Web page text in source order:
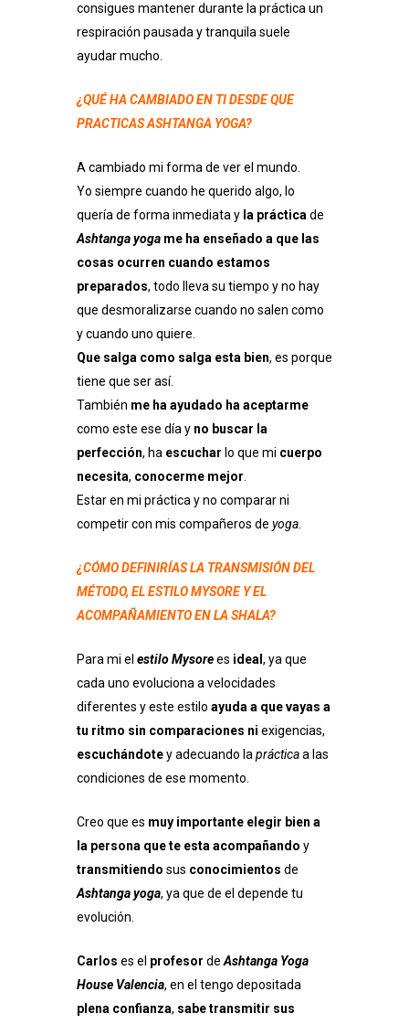
consigues mantener durante la práctica un
respiración pausada y tranquila suele
ayudar mucho.
¿QUÉ HA CAMBIADO EN TI DESDE QUE
PRACTICAS ASHTANGA YOGA?
A cambiado mi forma de ver el mundo.
Yo siempre cuando he querido algo, lo
quería de forma inmediata y la práctica de
Ashtanga yoga me ha enseñado a que las
cosas ocurren cuando estamos
preparados, todo lleva su tiempo y no hay
que desmoralizarse cuando no salen como
y cuando uno quiere.
Que salga como salga esta bien, es porque
tiene que ser así.
También me ha ayudado ha aceptarme
como este ese día y no buscar la
perfección, ha escuchar lo que mi cuerpo
necesita, conocerme mejor
Estar en mi práctica y no comparar ni
competir con mis compañeros de yoga
¿CÓMO DEFINIRÍAS LA TRANSMISIÓN DEL
MÉTODO, EL ESTILO MYSORE Y EL
ACOMPAÑAMIENTO EN LA SHALA?
Para mi el estilo Mysorees ideal , ya que
cada uno evoluciona a velocidades
diferentes y este estilo ayuda a que vayas a
tu ritmo sin comparaciones ni exigencias,
escuchándotey adecuando la prácticaa las
condiciones de ese momento.
Creo que es muy importante elegir bien a
la persona que te esta acompañando y
transmitiendo sus conocimientos de
Ashtanga yoga, ya que de el depende tu
evolución.
Carlos es el profesor de Ashtanga Yoga
House Valencia, en el tengo depositada
plena confianza, sabe transmitir sus